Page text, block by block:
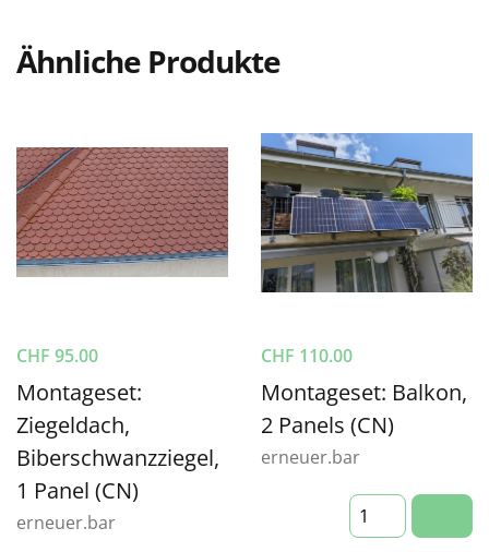
Ähnliche Produkte
CHF 95.00
Montageset:
Ziegeldach,
Biberschwanzziegel,
1 Panel (CN)
erneuer.bar
CHF 110.00
Montageset: Balkon,
2 Panels (CN)
erneuer.bar